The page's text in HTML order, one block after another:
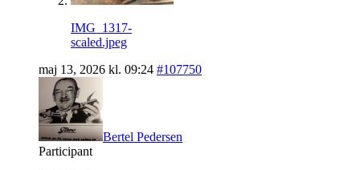
IMG_1317-
scaled.jpeg
maj 13, 2026 kl. 09:24 #107750
Bertel Pedersen
Participant